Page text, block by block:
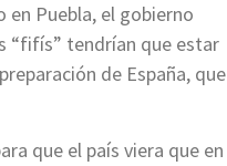
Puebla, el gobierno
“fifís” tendrían que estar
de España, que
que el país viera que en